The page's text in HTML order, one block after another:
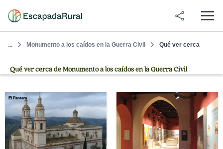
... Monumento a los caídos en la Guerra Civil Qué ver cerca
Qué ver cerca de Monumento a los caídos en la Guerra Civil
El Pantera Escuzao